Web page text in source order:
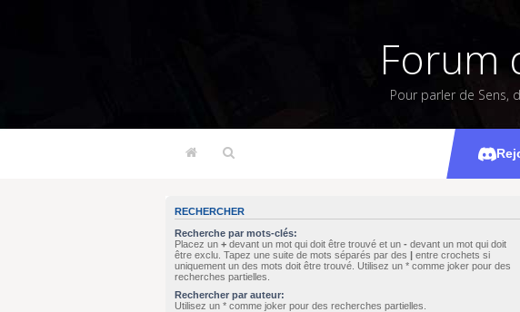
Forum
Pour parler de Sens,
RECHERCHER
Recherche par mots-clés:
Placez un + devant un mot qui doit être trouvé et un - devant un mot qui doit
être exclu. Tapez une suite de mots séparés par des | entre crochets si
uniquement un des mots doit être trouvé. Utilisez un * comme joker pour des
recherches partielles.
Rechercher par auteur:
Utilisez un * comme joker pour des recherches partielles.